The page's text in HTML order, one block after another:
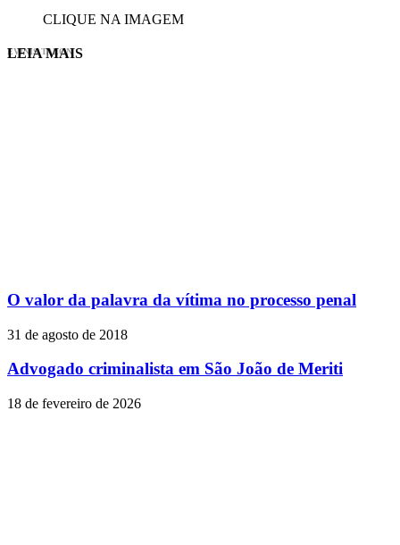
CLIQUE NA IMAGEM
EVINIS TALON
LEIA MAIS
O valor da palavra da vítima no processo penal
31 de agosto de 2018
Advogado criminalista em São João de Meriti
18 de fevereiro de 2026